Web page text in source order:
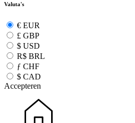
Valuta's
€ EUR
£ GBP
$ USD
R$ BRL
ƒ CHF
$ CAD
Accepteren